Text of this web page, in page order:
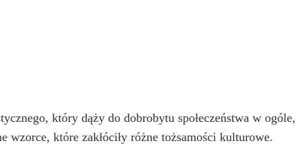
który dąży do dobrobytu społeczeństwa w ogóle,
wzorce, które zakłóciły różne tożsamości kulturowe.